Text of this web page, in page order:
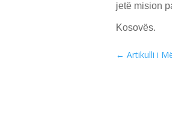
jetë mision
Kosovës.
← Artikulli i